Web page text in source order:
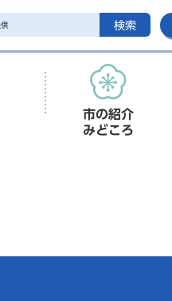
検索
市の紹介
みどころ